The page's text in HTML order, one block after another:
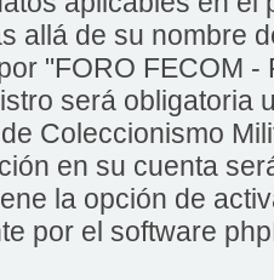
allá de su nombre
"FORO FECOM
será obligatoria
Coleccionismo
en su cuenta
la opción de
por el software